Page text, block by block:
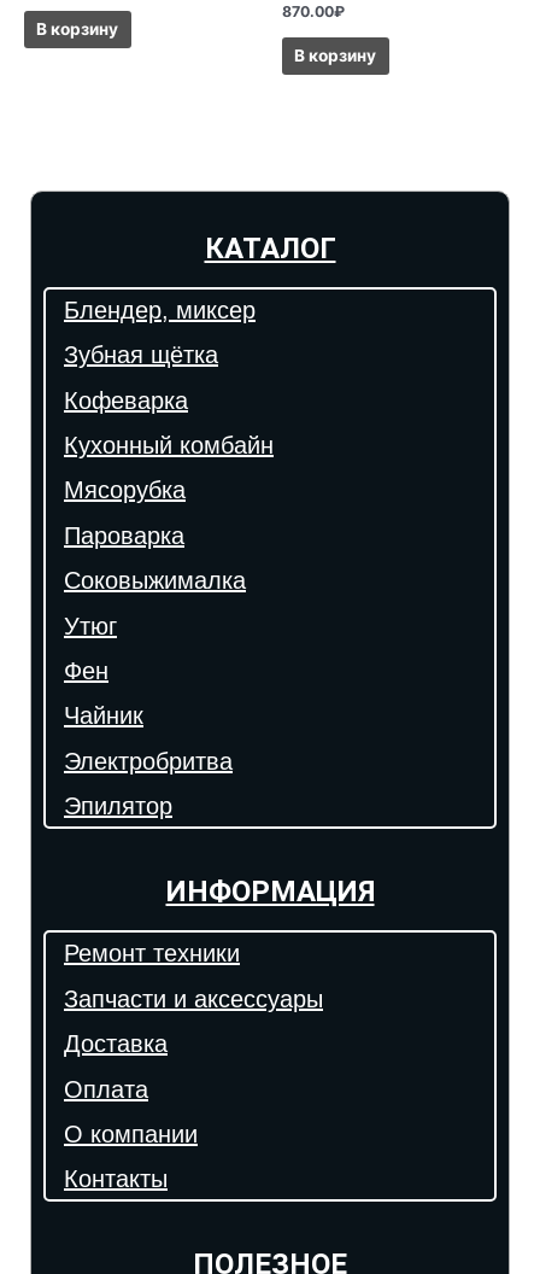
В корзину
870.00₽
В корзину
КАТАЛОГ
Блендер, миксер
Зубная щётка
Кофеварка
Кухонный комбайн
Мясорубка
Пароварка
Соковыжималка
Утюг
Фен
Чайник
Электробритва
Эпилятор
ИНФОРМАЦИЯ
Ремонт техники
Запчасти и аксессуары
Доставка
Оплата
О компании
Контакты
ПОЛЕЗНОЕ